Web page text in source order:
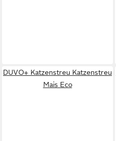
DUVO+ Katzenstreu Katzenstreu
Mais Eco